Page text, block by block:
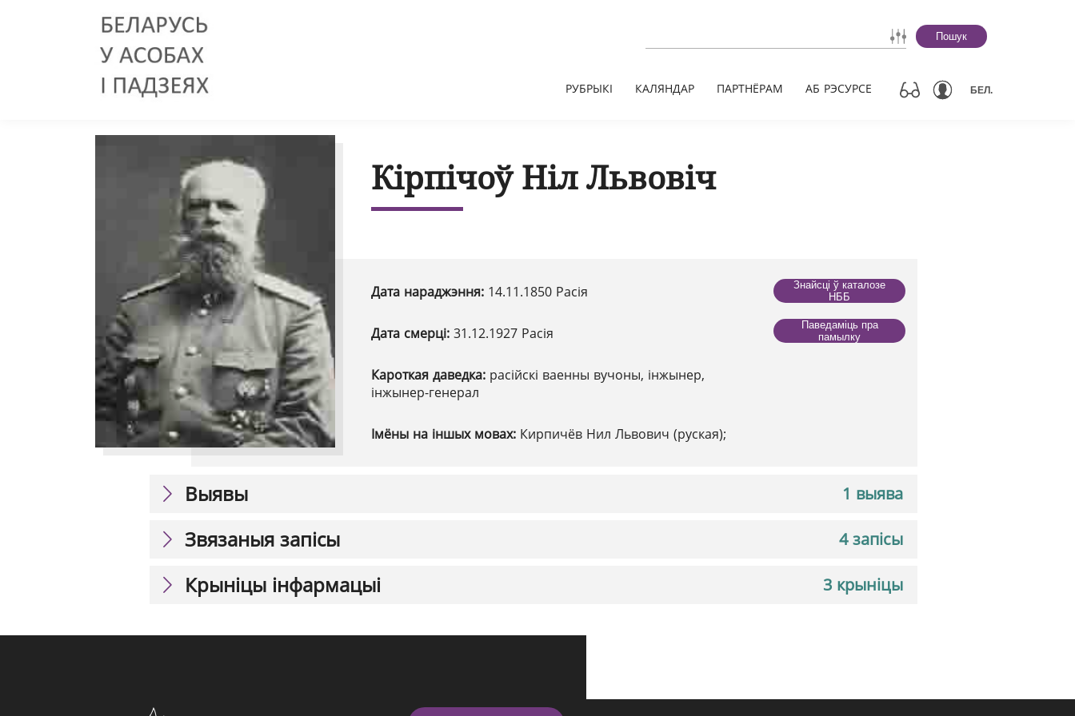
Пошук
РУБРЫКІ КАЛЯНДАР ПАРТНЁРАМ АБ РЭСУРСЕ БЕЛ.
Кірпічоў Ніл Львовіч
Дата нараджэння: 14.11.1850 Расія
Дата смерці: 31.12.1927 Расія
Кароткая даведка: расійскі ваенны вучоны, інжынер,
інжынер-генерал
Імёны на іншых мовах: Кирпичёв Нил Львович (руская);
Знайсці ў каталозе
НББ
Паведаміць пра
памылку
1 выява
Выявы
4 запісы
Звязаныя запісы
3 крыніцы
Крыніцы інфармацыі